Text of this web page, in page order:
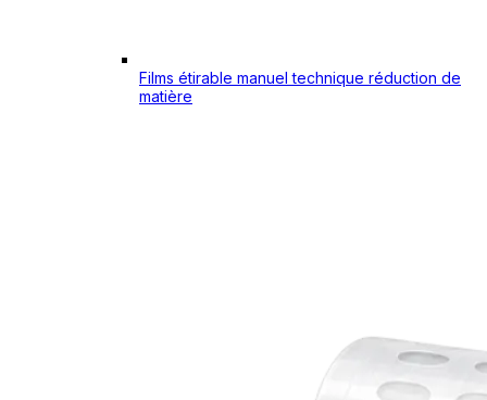
Films étirable manuel technique réduction de
matière